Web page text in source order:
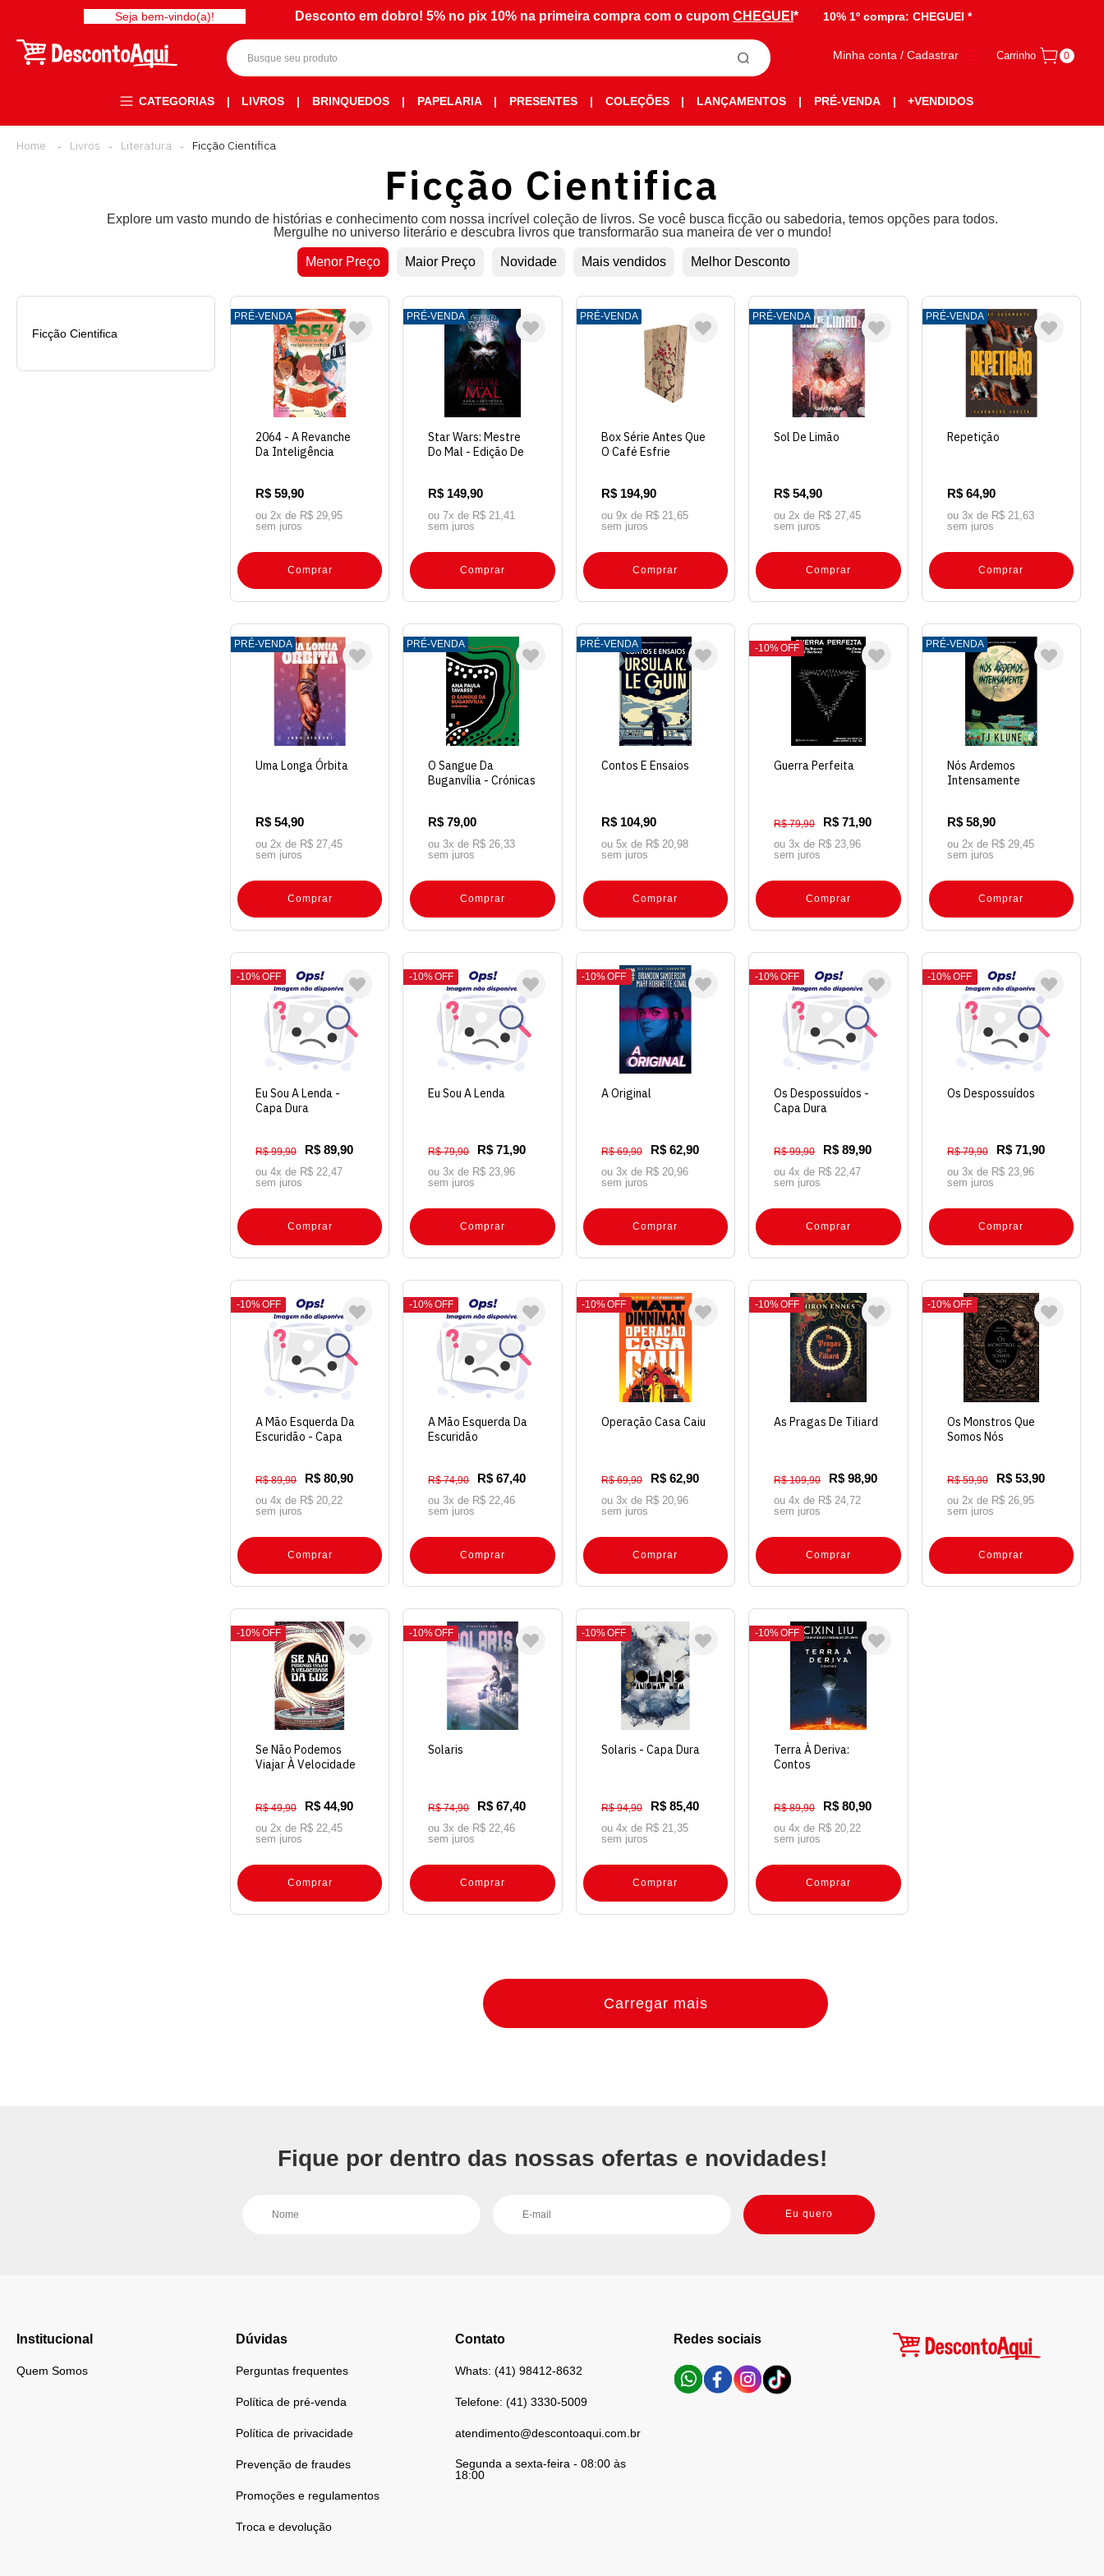
Seja bem-vindo(a)! Desconto em dobro! 5% no pix 10% na primeira compra com o cupom CHEGUEI * 10% 1º compra: CHEGUEI *
Minha conta / Cadastrar Carrinho 0
CATEGORIAS | LIVROS | BRINQUEDOS | PAPELARIA | PRESENTES | COLEÇÕES | LANÇAMENTOS | PRÉ-VENDA | +VENDIDOS
Livros Literatura Ficção Cientifica
Ficção Cientifica
Explore um vasto mundo de histórias e conhecimento com nossa incrível coleção de livros. Se você busca ficção ou sabedoria, temos opções para todos.
Mergulhe no universo literário e descubra livros que transformarão sua maneira de ver o mundo!
Menor Preço Maior Preço Novidade Mais vendidos Melhor Desconto
Ficção Cientifica
PRÉ-VENDA
2064 - A Revanche
Da Inteligência
R$ 59,90
ou 2x de R$ 29,95
sem juros
Comprar
PRÉ-VENDA
Star Wars: Mestre
Do Mal - Edição De
R$ 149,90
ou 7x de R$ 21,41
sem juros
Comprar
PRÉ-VENDA
Box Série Antes Que
O Café Esfrie
R$ 194,90
ou 9x de R$ 21,65
sem juros
Comprar
PRÉ-VENDA
Sol De Limão
R$ 54,90
ou 2x de R$ 27,45
sem juros
Comprar
PRÉ-VENDA
Repetição
R$ 64,90
ou 3x de R$ 21,63
sem juros
Comprar
PRÉ-VENDA
Uma Longa Órbita
R$ 54,90
ou 2x de R$ 27,45
sem juros
Comprar
PRÉ-VENDA
O Sangue Da
Buganvília - Crónicas
R$ 79,00
ou 3x de R$ 26,33
sem juros
Comprar
PRÉ-VENDA
Contos E Ensaios
R$ 104,90
ou 5x de R$ 20,98
sem juros
Comprar
10%OFF
Guerra Perfeita
R$ 79,90 R$ 71,90
ou 3x de R$ 23,96
sem juros
Comprar
PRÉ-VENDA
Nós Ardemos
Intensamente
R$ 58,90
ou 2x de R$ 29,45
sem juros
Comprar
10%OFF
Eu Sou A Lenda -
Capa Dura
R$ 99,90 R$ 89,90
ou 4x de R$ 22,47
sem juros
Comprar
10%OFF
Eu Sou A Lenda
R$ 79,90 R$ 71,90
ou 3x de R$ 23,96
sem juros
Comprar
10%OFF
A Original
R$ 69,90 R$ 62,90
ou 3x de R$ 20,96
sem juros
Comprar
10%OFF
Os Despossuídos -
Capa Dura
R$ 99,90 R$ 89,90
ou 4x de R$ 22,47
sem juros
Comprar
10%OFF
Os Despossuídos
R$ 79,90 R$ 71,90
ou 3x de R$ 23,96
sem juros
Comprar
10%OFF
A Mão Esquerda Da
Escuridão - Capa
R$ 89,90 R$ 80,90
ou 4x de R$ 20,22
sem juros
Comprar
10%OFF
A Mão Esquerda Da
Escuridão
R$ 74,90 R$ 67,40
ou 3x de R$ 22,46
sem juros
Comprar
10%OFF
Operação Casa Caiu
R$ 69,90 R$ 62,90
ou 3x de R$ 20,96
sem juros
Comprar
10%OFF
As Pragas De Tiliard
R$ 109,90 R$ 98,90
ou 4x de R$ 24,72
sem juros
Comprar
10%OFF
Os Monstros Que
Somos Nós
R$ 59,90 R$ 53,90
ou 2x de R$ 26,95
sem juros
Comprar
10%OFF
Se Não Podemos
Viajar À Velocidade
R$ 49,90 R$ 44,90
ou 2x de R$ 22,45
sem juros
Comprar
10%OFF
Solaris
R$ 74,90 R$ 67,40
ou 3x de R$ 22,46
sem juros
Comprar
10%OFF
Solaris - Capa Dura
R$ 94,90 R$ 85,40
ou 4x de R$ 21,35
sem juros
Comprar
10%OFF
Terra À Deriva:
Contos
R$ 89,90 R$ 80,90
ou 4x de R$ 20,22
sem juros
Comprar
Carregar mais
Fique por dentro das nossas ofertas e novidades!
Eu quero
Institucional
Quem Somos
Dúvidas
Perguntas frequentes
Política de pré-venda
Política de privacidade
Prevenção de fraudes
Promoções e regulamentos
Troca e devolução
Contato
Whats: (41) 98412-8632
Telefone: (41) 3330-5009
atendimento@descontoaqui.com.br
Segunda a sexta-feira - 08:00 às
18:00
Redes sociais